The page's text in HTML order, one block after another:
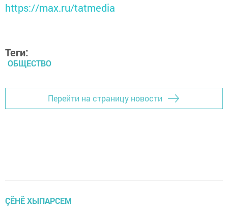
https://max.ru/tatmedia
Теги:
ОБЩЕСТВО
Перейти на страницу новости
ÇӖНӖ ХЫПАРСЕМ